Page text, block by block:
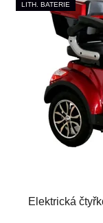
LITH. BATERIE
Elektrická